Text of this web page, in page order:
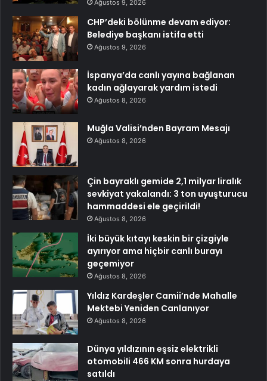
Ağustos 9, 2026
CHP’deki bölünme devam ediyor:
Belediye başkanı istifa etti
Ağustos 9, 2026
İspanya’da canlı yayına bağlanan
kadın ağlayarak yardım istedi
Ağustos 8, 2026
Muğla Valisi’nden Bayram Mesajı
Ağustos 8, 2026
Çin bayraklı gemide 2,1 milyar liralık
sevkiyat yakalandı: 3 ton uyuşturucu
hammaddesi ele geçirildi!
Ağustos 8, 2026
İki büyük kıtayı keskin bir çizgiyle
ayırıyor ama hiçbir canlı burayı
geçemiyor
Ağustos 8, 2026
Yıldız Kardeşler Camii’nde Mahalle
Mektebi Yeniden Canlanıyor
Ağustos 8, 2026
Dünya yıldızının eşsiz elektrikli
otomobili 466 KM sonra hurdaya
satıldı